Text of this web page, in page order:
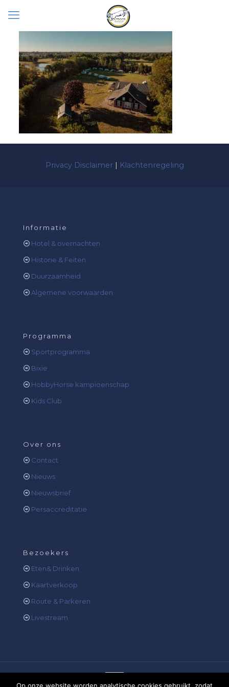
Privacy Disclaimer| Klachtenregeling
Informatie
Hotel & overnachten
Historie & Feiten
Duurzaamheid
Algemene voorwaarden
Programma
Sportprogramma
Bixie
HobbyHorse kampioenschap
Kids Club
Over ons
Contact
Nieuws
Nieuwsbrief
Persaccreditatie
Bezoekers
Eten& Drinken
Kaartverkoop
Route & Parkeren
Livestream